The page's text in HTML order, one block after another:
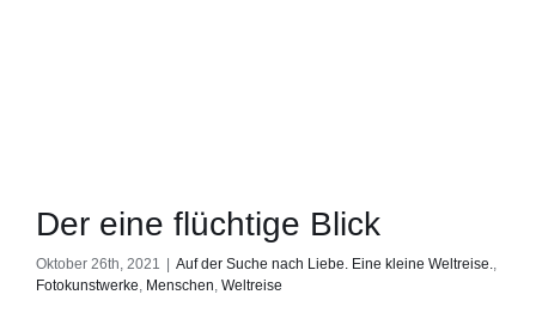
Der eine flüchtige Blick
Oktober 26th, 2021 Auf der Suche nach Liebe. Eine kleine Weltreise.,
Fotokunstwerke, Menschen, Weltreise